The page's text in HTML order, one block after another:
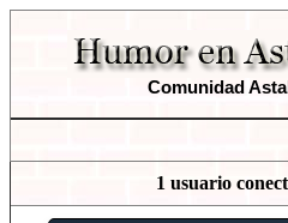
Comunidad
1 usuario